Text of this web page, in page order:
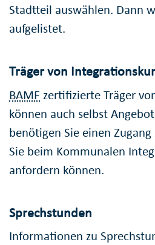
Stadtteil auswählen. Dann
aufgelistet.
Träger von
BAMF zertifizierte Träger
können auch selbst
benötigen Sie einen
Sie beim Kommunalen
anfordern können.
Sprechstunden
Informationen zu